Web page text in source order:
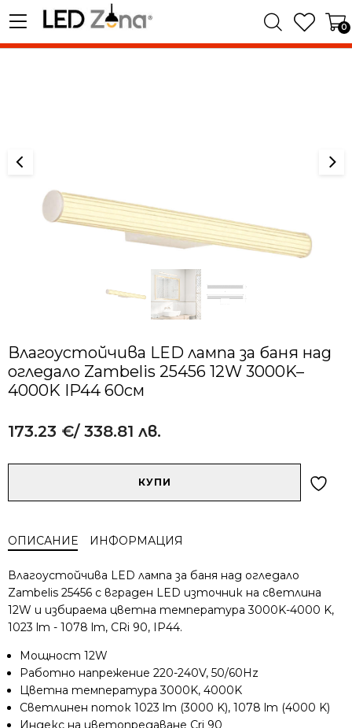
0
Влагоустойчива LED лампа за баня над
огледало Zambelis 25456 12W 3000K–
4000K IP44 60см
173.23 €/ 338.81 лв.
лампа
баня
над
огледало
Zambelis
12W
3000K–
4000K
IP44
КУПИ
ОПИСАНИЕ ИНФОРМАЦИЯ
Влагоустойчива LED лампа за баня над огледало
Zambelis 25456 с вграден LED източник на светлина
12W и избираема цветна температура 3000K-4000 K,
1023 lm - 1078 lm, CRi 90, IP44.
Мощност 12W
Работно напрежение 220-240V, 50/60Hz
Цветна температура 3000K, 4000K
Светлинен поток 1023 lm (3000 K), 1078 lm (4000 K)
Индекс на цветопредаване Cri 90